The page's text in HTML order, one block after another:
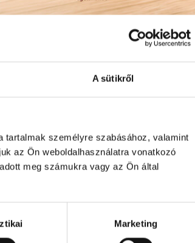
A sütikről
tartalmak személyre szabásához, valamint
az Ön weboldalhasználatra vonatkozó
meg számukra vagy az Ön által
Marketing
g)
620 kJ /148 kcal